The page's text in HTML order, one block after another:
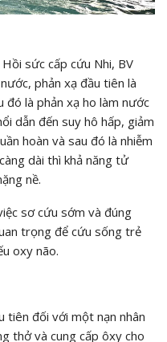
sức cấp cứu Nhi, BV
phản xạ đầu tiên là
là phản xạ ho làm nước
dẫn đến suy hô hấp, giảm
hoàn và sau đó là nhiễm
dài thì khả năng tử
nề.
sơ cứu sớm và đúng
trọng để cứu sống trẻ
oxy não.
tiên đối với một nạn nhân
thở và cung cấp ôxy cho